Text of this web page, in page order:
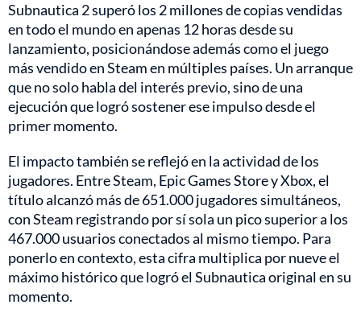
Subnautica 2 superó los 2 millones de copias vendidas
en todo el mundo en apenas 12 horas desde su
lanzamiento, posicionándose además como el juego
más vendido en Steam en múltiples países. Un arranque
que no solo habla del interés previo, sino de una
ejecución que logró sostener ese impulso desde el
primer momento.
El impacto también se reflejó en la actividad de los
jugadores. Entre Steam, Epic Games Store y Xbox, el
título alcanzó más de 651.000 jugadores simultáneos,
con Steam registrando por sí sola un pico superior a los
467.000 usuarios conectados al mismo tiempo. Para
ponerlo en contexto, esta cifra multiplica por nueve el
máximo histórico que logró el Subnautica original en su
momento.